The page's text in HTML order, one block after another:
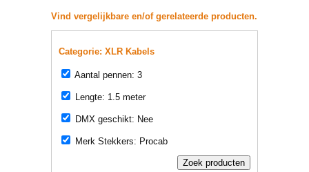
Vind vergelijkbare en/of gerelateerde producten.
Categorie: XLR Kabels
Aantal pennen: 3
Lengte: 1.5 meter
DMX geschikt: Nee
Merk Stekkers: Procab